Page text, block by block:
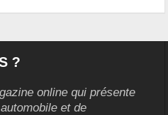
?
online qui présente
et de